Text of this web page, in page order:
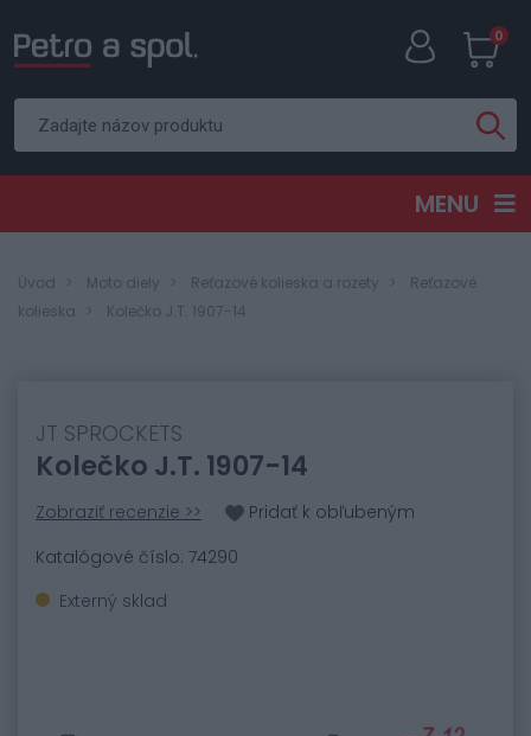
0
MENU
Úvod Moto diely Reťazové kolieska a rozety
Reťazové
kolieska
Kolečko J.T. 1907-14
JT SPROCKETS
Kolečko J.T. 1907-14
Zobraziť recenzie >>
Pridať k obľubeným
Katalógové číslo: 74290
Externý sklad